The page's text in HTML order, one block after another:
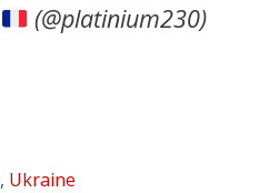
(@platinium230)
, Ukraine